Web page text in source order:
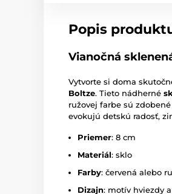
Popis
Vianočná
Vytvorte si doma
Boltze. Tieto nádherné
ružovej farbe sú
evokujú detskú radosť,
Priemer: 8 cm
Materiál: sklo
Farby: červená alebo
Dizajn: motív hviezdy